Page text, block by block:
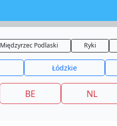
Międzyrzec Podlaski Ryki
Łódzkie
BE NL